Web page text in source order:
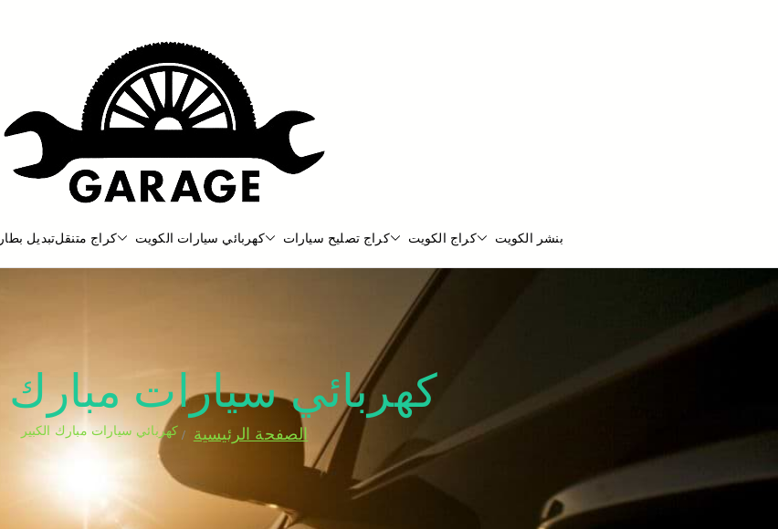
بنشر متنقل
بنشر متنقل الكويت كهرباء بنشر الكويت كراج الكويت كراج تصليح سيارات كهربائي سيارات الكويت كراج متنقلتبديل
كهربائي سيارات مبارك
الصفحة الرئيسية كهربائي سيارات مبارك الكبير